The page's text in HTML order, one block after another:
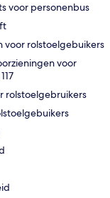
voor personenbus
voor rolstoelgebuikers
voor
rolstoelgebruikers